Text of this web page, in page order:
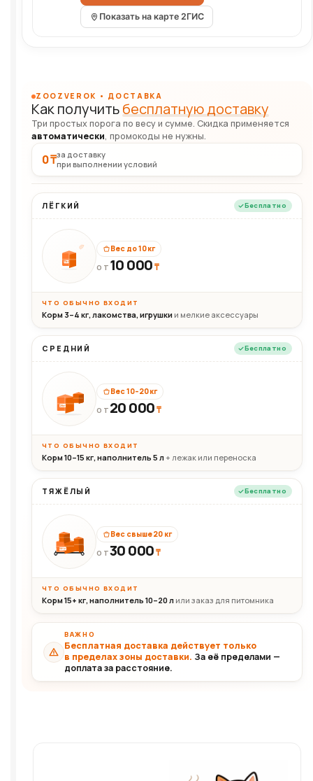
Показать на карте 2ГИС
ZOOZVEROK • ДОСТАВКА
Как получитьбесплатную доставку
Три простых порога по весу и сумме. Скидка применяется
автоматически, промокоды не нужны.
0 ₸за доставку
при выполнении условий
ЛЁГКИЙ Бесплатно
10кг
Вес до 10 кг
ОТ 10 000₸
ЧТО ОБЫЧНО ВХОДИТ
Корм 3–4 кг, лакомства, игрушки и мелкие аксессуары
СРЕДНИЙ Бесплатно
20кг
Вес 10–20 кг
ОТ 20 000₸
ЧТО ОБЫЧНО ВХОДИТ
Корм 10–15 кг, наполнитель 5 л+ лежак или переноска
ТЯЖЁЛЫЙ Бесплатно
30+кг
Вес свыше 20 кг
ОТ30 000₸
ЧТО ОБЫЧНО ВХОДИТ
Корм 15+ кг, наполнитель 10–20 л или заказ для питомника
ВАЖНО
Бесплатная доставка действует только
в пределах зоны доставки. За её пределами —
доплата за расстояние.